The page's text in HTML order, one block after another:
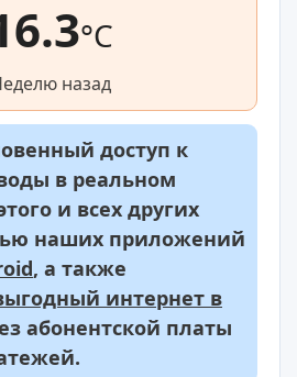
°C
назад
доступ к
в реальном
и всех других
наших приложений
, а также
интернет в
абонентской платы